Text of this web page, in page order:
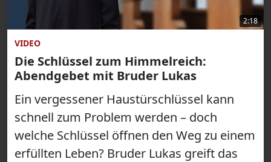
2:18
VIDEO
Die Schlüssel zum Himmelreich:
Abendgebet mit Bruder Lukas
Ein vergessener Haustürschlüssel kann
schnell zum Problem werden – doch
welche Schlüssel öffnen den Weg zu einem
erfüllten Leben? Bruder Lukas greift das